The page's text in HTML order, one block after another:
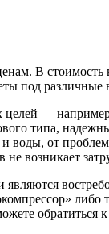
В стоимость
под различные
целей —
типа,
от проблем
возникает
обратиться